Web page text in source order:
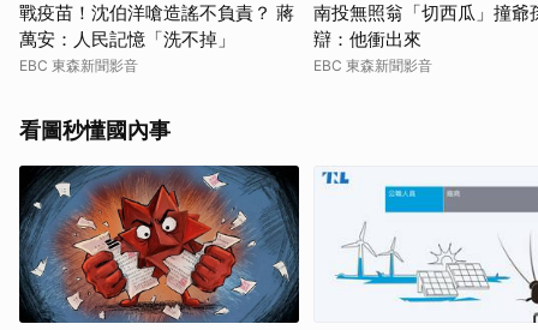
戰疫苗！沈伯洋嗆造謠不負責？ 蔣
萬安：人民記憶「洗不掉」
EBC 東森新聞影音
南投無照翁「切西瓜」撞爺
辯：他衝出來
EBC 東森新聞影音
看圖秒懂國內事